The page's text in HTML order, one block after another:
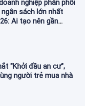
nghiệp phân phối
sách lớn nhất
Ai tạo nên gần
"Khởi đầu an cư",
người trẻ mua nhà